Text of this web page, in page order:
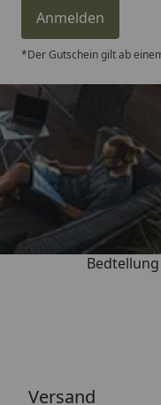
Anmelden
*Der Gutschein gilt ab
„Von der
Versand